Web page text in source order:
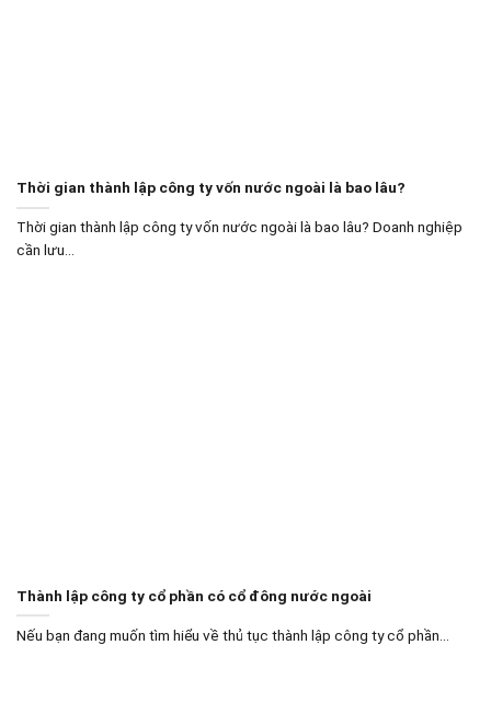
Thời gian thành lập công ty vốn nước ngoài là bao lâu?
Thời gian thành lập công ty vốn nước ngoài là bao lâu? Doanh nghiệp
cần lưu...
Thành lập công ty cổ phần có cổ đông nước ngoài
Nếu bạn đang muốn tìm hiểu về thủ tục thành lập công ty cổ phần...